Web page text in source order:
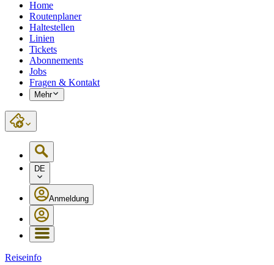
Home
Routenplaner
Haltestellen
Linien
Tickets
Abonnements
Jobs
Fragen & Kontakt
Mehr
DE
Anmeldung
Reiseinfo